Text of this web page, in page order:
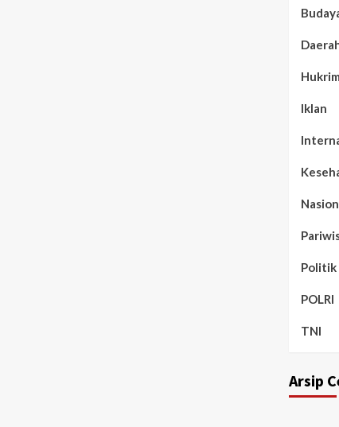
Hukrim
Iklan
Politik
POLRI
TNI
Arsip